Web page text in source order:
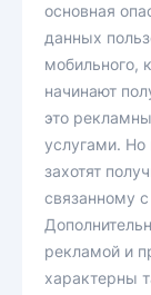
основная
данных
мобильного,
начинают
это
услугами.
захотят
связанному
рекламой и
характерны